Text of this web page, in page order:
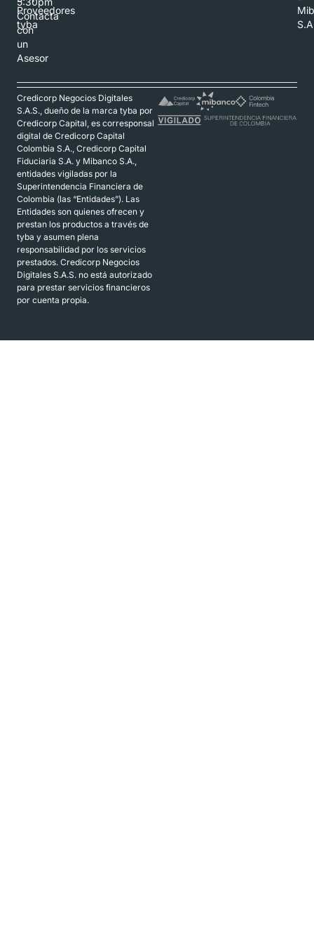
Contacta
con
un
Asesor
Proveedores
tyba
Credicorp Negocios Digitales
S.A.S., dueño de la marca tyba por
Credicorp Capital, es corresponsal
digital de Credicorp Capital
Colombia S.A., Credicorp Capital
Fiduciaria S.A. y Mibanco S.A.,
entidades vigiladas por la
Superintendencia Financiera de
Colombia (las “Entidades”). Las
Entidades son quienes ofrecen y
prestan los productos a través de
tyba y asumen plena
responsabilidad por los servicios
prestados. Credicorp Negocios
Digitales S.A.S. no está autorizado
para prestar servicios financieros
por cuenta propia.